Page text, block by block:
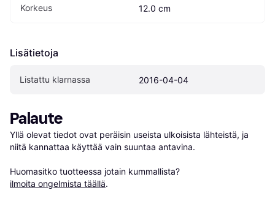
Korkeus 12.0 cm
Lisätietoja
Listattu klarnassa 2016-04-04
Palaute
Yllä olevat tiedot ovat peräisin useista ulkoisista lähteistä, ja
niitä kannattaa käyttää vain suuntaa antavina.
Huomasitko tuotteessa jotain kummallista?
ilmoita ongelmista täällä.